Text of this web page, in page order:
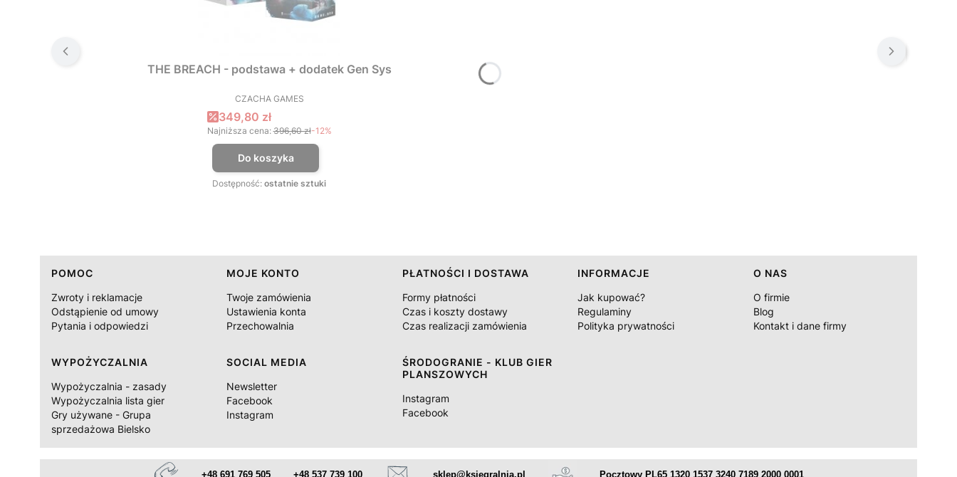
THE BREACH - podstawa + dodatek Gen Sys
PRODUCENT
CZACHA GAMES
Cena promocyjna
349,80 zł
Najniższa cena: 396,60 zł-12%
Do koszyka
Dostępność: ostatnie sztuki
Linki w stopce
POMOC
Zwroty i reklamacje
Odstąpienie od umowy
Pytania i odpowiedzi
MOJE KONTO
Twoje zamówienia
Ustawienia konta
Przechowalnia
PŁATNOŚCI I DOSTAWA
Formy płatności
Czas i koszty dostawy
Czas realizacji zamówienia
INFORMACJE
Jak kupować?
Regulaminy
Polityka prywatności
O NAS
O firmie
Blog
Kontakt i dane firmy
WYPOŻYCZALNIA
Wypożyczalnia - zasady
Wypożyczalnia lista gier
Gry używane - Grupa
sprzedażowa Bielsko
SOCIAL MEDIA
Newsletter
Facebook
Instagram
ŚRODOGRANIE - KLUB GIER
PLANSZOWYCH
Instagram
Facebook
+48 691 769 505 +48 537 739 100 sklep@ksiegralnia.pl Pocztowy PL65 1320 1537 3240 7189 2000 0001